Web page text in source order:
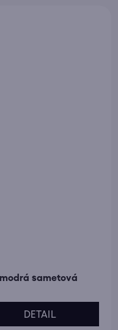
sametová
DETAIL